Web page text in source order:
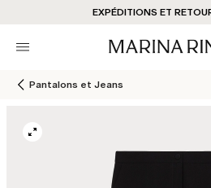
EXPÉDITIONS ET
Vous n’avez pas de compte?
STORE
Pantalons et Jeans